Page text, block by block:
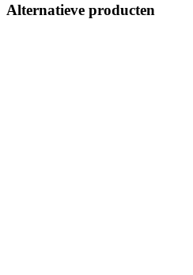
Alternatieve producten